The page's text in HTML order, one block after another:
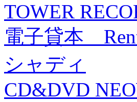
TOWER
電子貸本
シャディ
CD&DVD